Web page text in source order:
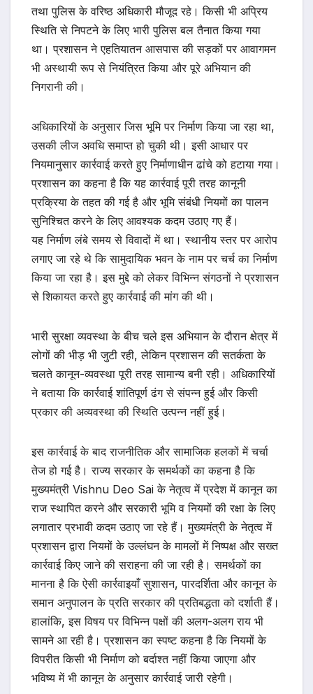
तथा पुलिस के वरिष्ठ अधिकारी मौजूद रहे। किसी भी अप्रिय
स्थिति से निपटने के लिए भारी पुलिस बल तैनात किया गया
था। प्रशासन ने एहतियातन आसपास की सड़कों पर आवागमन
भी अस्थायी रूप से नियंत्रित किया और पूरे अभियान की
निगरानी की।
अधिकारियों के अनुसार जिस भूमि पर निर्माण किया जा रहा था,
उसकी लीज अवधि समाप्त हो चुकी थी। इसी आधार पर
नियमानुसार कार्रवाई करते हुए निर्माणाधीन ढांचे को हटाया गया।
प्रशासन का कहना है कि यह कार्रवाई पूरी तरह कानूनी
प्रक्रिया के तहत की गई है और भूमि संबंधी नियमों का पालन
सुनिश्चित करने के लिए आवश्यक कदम उठाए गए हैं।
यह निर्माण लंबे समय से विवादों में था। स्थानीय स्तर पर आरोप
लगाए जा रहे थे कि सामुदायिक भवन के नाम पर चर्च का निर्माण
किया जा रहा है। इस मुद्दे को लेकर विभिन्न संगठनों ने प्रशासन
से शिकायत करते हुए कार्रवाई की मांग की थी।
भारी सुरक्षा व्यवस्था के बीच चले इस अभियान के दौरान क्षेत्र में
लोगों की भीड़ भी जुटी रही, लेकिन प्रशासन की सतर्कता के
चलते कानून-व्यवस्था पूरी तरह सामान्य बनी रही। अधिकारियों
ने बताया कि कार्रवाई शांतिपूर्ण ढंग से संपन्न हुई और किसी
प्रकार की अव्यवस्था की स्थिति उत्पन्न नहीं हुई।
इस कार्रवाई के बाद राजनीतिक और सामाजिक हलकों में चर्चा
तेज हो गई है। राज्य सरकार के समर्थकों का कहना है कि
मुख्यमंत्री Vishnu Deo Sai के नेतृत्व में प्रदेश में कानून का
राज स्थापित करने और सरकारी भूमि व नियमों की रक्षा के लिए
लगातार प्रभावी कदम उठाए जा रहे हैं। मुख्यमंत्री के नेतृत्व में
प्रशासन द्वारा नियमों के उल्लंघन के मामलों में निष्पक्ष और सख्त
कार्रवाई किए जाने की सराहना की जा रही है। समर्थकों का
मानना है कि ऐसी कार्रवाइयाँ सुशासन, पारदर्शिता और कानून के
समान अनुपालन के प्रति सरकार की प्रतिबद्धता को दर्शाती हैं।
हालांकि, इस विषय पर विभिन्न पक्षों की अलग-अलग राय भी
सामने आ रही है। प्रशासन का स्पष्ट कहना है कि नियमों के
विपरीत किसी भी निर्माण को बर्दाश्त नहीं किया जाएगा और
भविष्य में भी कानून के अनुसार कार्रवाई जारी रहेगी।